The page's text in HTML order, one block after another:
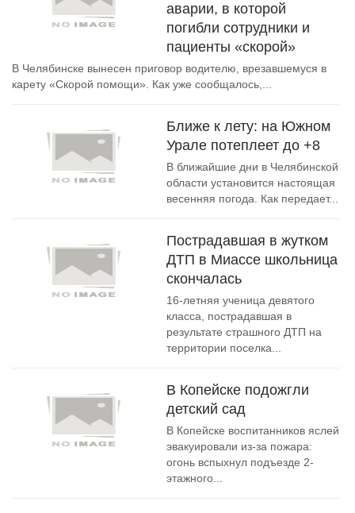
аварии, в которой
погибли сотрудники и
пациенты «скорой»
В Челябинске вынесен приговор водителю, врезавшемуся в
карету «Скорой помощи». Как уже сообщалось,...
Ближе к лету: на Южном
Урале потеплеет до +8
В ближайшие дни в Челябинской
области установится настоящая
весенняя погода. Как передает...
Пострадавшая в жутком
ДТП в Миассе школьница
скончалась
16-летняя ученица девятого
класса, пострадавшая в
результате страшного ДТП на
территории поселка...
В Копейске подожгли
детский сад
В Копейске воспитанников яслей
эвакуировали из-за пожара:
огонь вспыхнул подъезде 2-
этажного...